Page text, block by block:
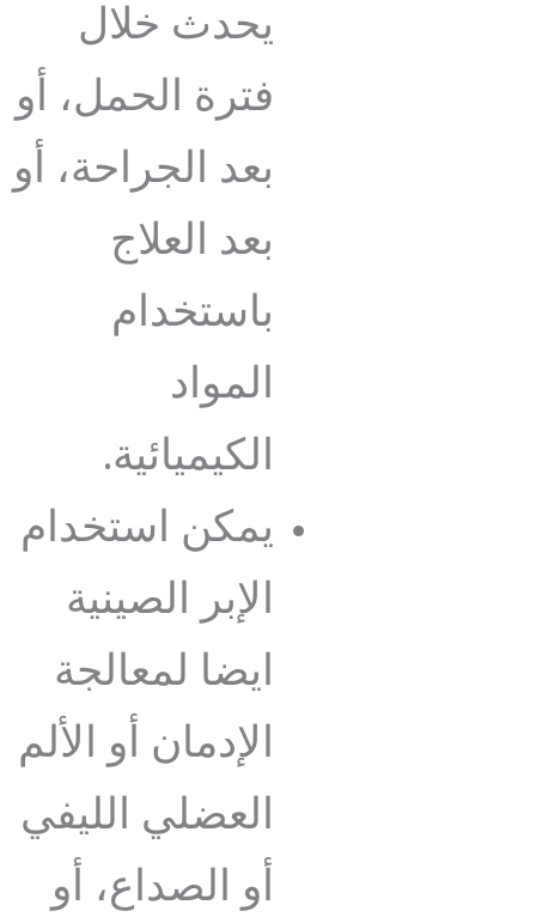
يحدث خلال
فترة الحمل، أو
بعد الجراحة، أو
بعد العلاج
باستخدام
المواد
الكيميائية.
يمكن استخدام
الإبر الصينية
ايضا لمعالجة
الإدمان أو الألم
العضلي الليفي
أو الصداع، أو